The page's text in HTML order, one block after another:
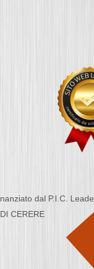
dal P.I.C.
CERERE